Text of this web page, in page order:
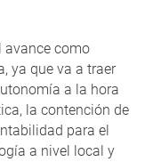
avance como
ya que va a traer
a la hora
la contención de
para el
a nivel local y